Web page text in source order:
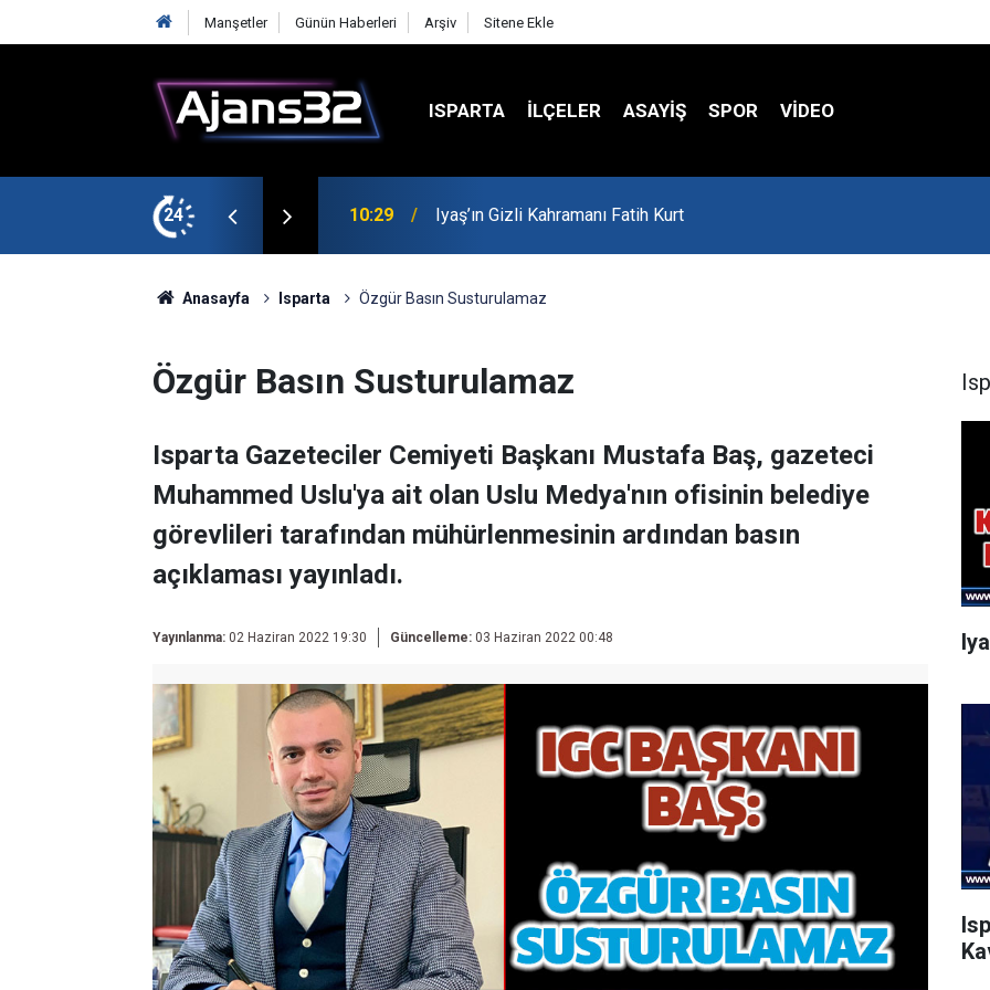
Manşetler Günün Haberleri Arşiv Sitene Ekle
ISPARTA İLÇELER ASAYİŞ SPOR VIDEO
24 00:52 Isparta'da Asker Eğlencesinde Kavga Çıktı
Anasayfa Isparta Özgür Basın Susturulamaz
Özgür Basın Susturulamaz
Isparta Gazeteciler Cemiyeti Başkanı Mustafa Baş, gazeteci
Muhammed Uslu'ya ait olan Uslu Medya'nın ofisinin belediye
görevlileri tarafından mühürlenmesinin ardından basın
açıklaması yayınladı.
Yayınlanma: 02 Haziran 2022 19:30 Güncelleme: 03 Haziran 2022 00:48